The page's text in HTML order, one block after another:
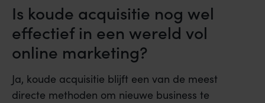
Is koude acquisitie nog wel
effectief in een wereld vol
online marketing?
Ja, koude acquisitie blijft een van de meest
directe methoden om nieuwe business te